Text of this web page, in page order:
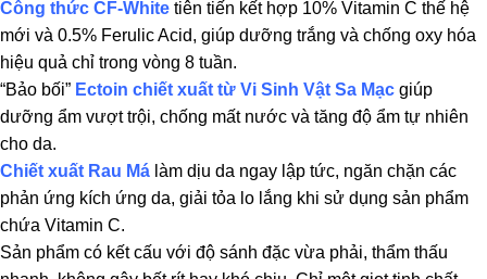
Công thức CF-White tiên tiến kết hợp 10% Vitamin C thế hệ
mới và 0.5% Ferulic Acid, giúp dưỡng trắng và chống oxy hóa
hiệu quả chỉ trong vòng 8 tuần.
“Bảo bối” Ectoin chiết xuất từ Vi Sinh Vật Sa Mạc giúp
dưỡng ẩm vượt trội, chống mất nước và tăng độ ẩm tự nhiên
cho da.
Chiết xuất Rau Má làm dịu da ngay lập tức, ngăn chặn các
phản ứng kích ứng da, giải tỏa lo lắng khi sử dụng sản phẩm
chứa Vitamin C.
Sản phẩm có kết cấu với độ sánh đặc vừa phải, thẩm thấu